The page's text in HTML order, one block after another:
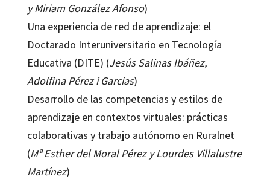
y Miriam González Afonso)
Una experiencia de red de aprendizaje: el
Doctarado Interuniversitario en Tecnología
Educativa (DITE) (Jesús Salinas Ibáñez,
Adolfina Pérez i Garcias)
Desarrollo de las competencias y estilos de
aprendizaje en contextos virtuales: prácticas
colaborativas y trabajo autónomo en Ruralnet
(Mª Esther del Moral Pérez y Lourdes Villalustre
Martínez)